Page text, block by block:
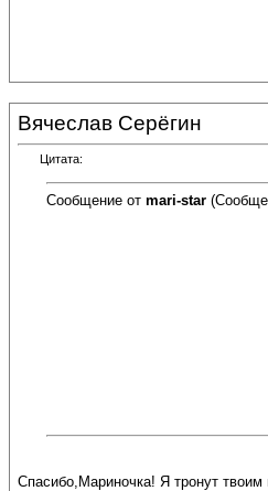
Вячеслав Серёгин
Цитата:
Сообщение от mari-star
Спасибо,Мариночка! Я тронут